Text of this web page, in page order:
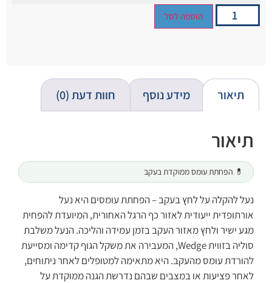
הוספה לסל
תיאור מידע נוסף חוות דעת (0)
תיאור
💊 הפחתת עומס ממוקדת בעקב
נעל להקלה על לחץ בעקב – הפחתת עומסים היא נעל
אורתופדית ייעודית לאזור כף הרגל האחורית, המיועדת להפחית
מגע ישיר ולחץ מאזור העקב בזמן עמידה והליכה. הנעל משלבת
סוליה בזווית Wedge, המעבירה את משקל הגוף קדימה ומסייעת
להורדת עומס מהעקב. היא מתאימה למטופלים לאחר ניתוחים,
לאחר פציעות או במצבים שבהם נדרשת הגנה ממוקדת על